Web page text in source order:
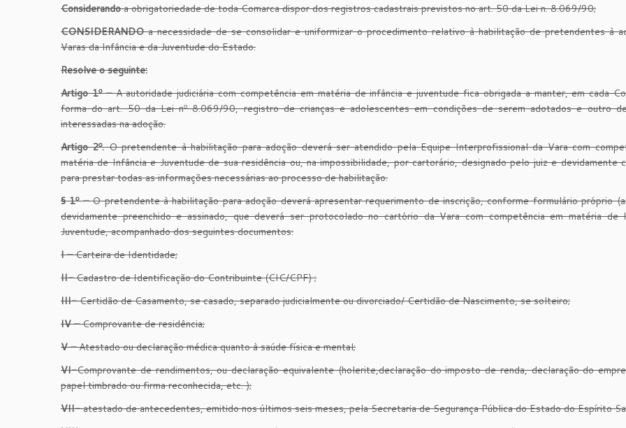
Considerandoa obrigatoriedade de toda Comarca dispor dos registros cadastrais previstos no art. 50 da Lei n. 8.069/90;
CONSIDERANDOa necessidade de se consolidar e uniformizar o procedimento relativo à habilitação de pretendentes à
Varas da Infância e da Juventude do Estado.
Resolve o seguinte:
Artigo 1º –A autoridade judiciária com competência em matéria de infância e juventude fica obrigada a manter, em cada
forma do art. 50 da Lei nº 8.069/90, registro de crianças e adolescentes em condições de serem adotados e outro
interessadas na adoção.
Artigo 2º.O pretendente à habilitação para adoção deverá ser atendido pela Equipe Interprofissional da Vara com
matéria de Infância e Juventude de sua residência ou, na impossibilidade, por cartorário, designado pelo juiz e devidamente
para prestar todas as informações necessárias ao processo de habilitação.
§ 1º –O pretendente à habilitação para adoção deverá apresentar requerimento de inscrição, conforme formulário próprio
devidamente preenchido e assinado, que deverá ser protocolado no cartório da Vara com competência em matéria de
Juventude, acompanhado dos seguintes documentos:
I –Carteira de Identidade;
II-Cadastro de Identificação do Contribuinte (CIC/CPF) ;
III-Certidão de Casamento, se casado, separado judicialmente ou divorciado/ Certidão de Nascimento, se solteiro;
IV –Comprovante de residência;
V –Atestado ou declaração médica quanto à saúde física e mental;
VI-Comprovante de rendimentos, ou declaração equivalente (holerite,declaração do imposto de renda, declaração do
papel timbrado ou firma reconhecida, etc. );
VII-atestado de antecedentes, emitido nos últimos seis meses, pela Secretaria de Segurança Pública do Estado do Espírito